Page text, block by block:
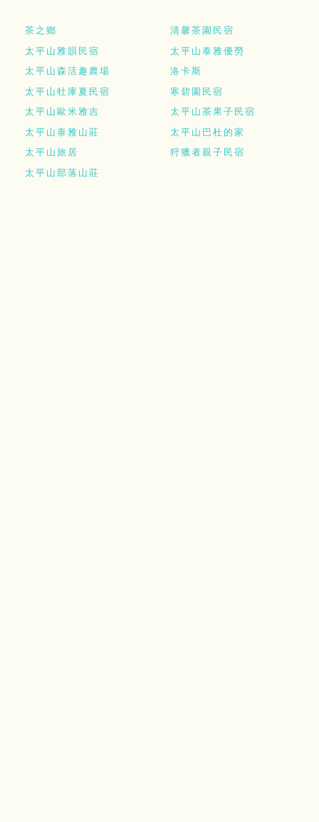
茶之鄉
清馨茶園民宿
太平山雅韻民宿
太平山泰雅優勞
太平山森活趣農場
洛卡斯
太平山牡庫夏民宿
寒碧園民宿
太平山歐米雅吉
太平山茶果子民宿
太平山泰雅山莊
太平山巴杜的家
太平山旅居
狩獵者親子民宿
太平山部落山莊